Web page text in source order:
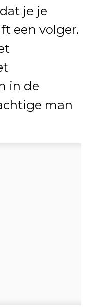
je je
een volger.
in de
man